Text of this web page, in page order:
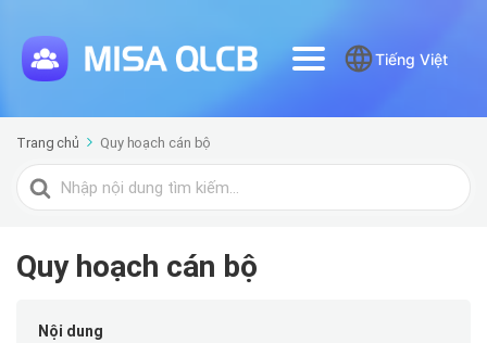
Tiếng Việt
Trang chủ Quy hoạch cán bộ
Tìm
kiếm
Quy hoạch cán bộ
Nội dung